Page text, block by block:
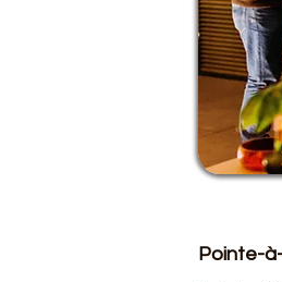
Pointe-